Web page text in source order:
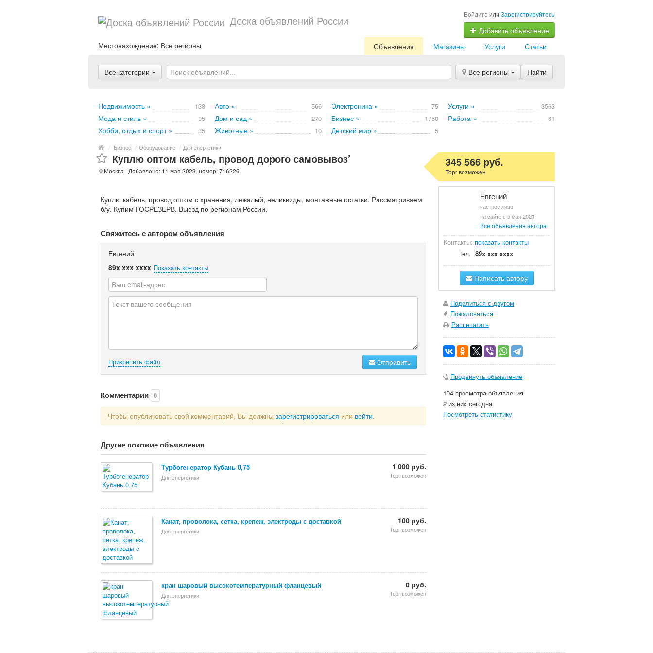
Доска объявлений России Войдите или Зарегистрируйтесь
Добавить объявление
Местонахождение: Все регионы Статьи
Услуги
Магазины
Объявления
Все категории Все регионы Найти
Недвижимость » 138 Авто » 566 Электроника » 75 Услуги » 3563
Мода и стиль » 35 Дом и сад » 270 Бизнес » 1750 Работа » 61
Хобби, отдых и спорт » 35 Животные » 10 Детский мир » 5
/ Бизнес / Оборудование / Для энергетики
Куплю оптом кабель, провод дорого самовывоз’
Москва | Добавлено: 11 мая 2023, номер: 716226
Куплю кабель, провод оптом с хранения, лежалый, неликвиды, монтажные остатки. Рассматриваем
б/у. Купим ГОСРЕЗЕРВ. Выезд по регионам России.
Свяжитесь с автором объявления
Евгений
89x xxx xxxx Показать контакты
Прикрепить файл Отправить
Комментарии 0
Чтобы опубликовать свой комментарий, Вы должны зарегистрироваться или войти.
Другие похожие объявления
Турбогенератор Кубань 0,75
Для энергетики
1 000 руб.
Торг возможен
Канат, проволока, сетка, крепеж, электроды с доставкой
Для энергетики
100 руб.
Торг возможен
кран шаровый высокотемпературный фланцевый
Для энергетики
0 руб.
Торг возможен
345 566 руб.
Торг возможен
Евгений
частное лицо
на сайте с 5 мая 2023
Все объявления автора
Контакты: показать контакты
Тел. 89x xxx xxxx
Написать автору
Поделиться с другом
Пожаловаться
Распечатать
Продвинуть объявление
104 просмотра объявления
2 из них сегодня
Посмотреть статистику